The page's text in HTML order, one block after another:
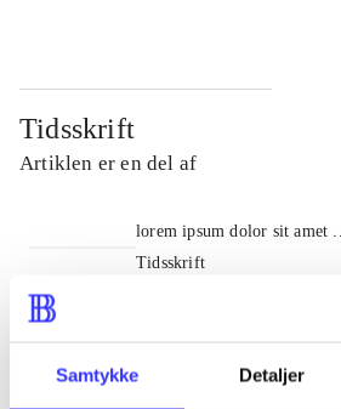
Samtykke Detaljer
Tidsskrift
Artiklen er en del af
lorem ipsum dolor sit amet ...
Tidsskrift
Artiklerne i